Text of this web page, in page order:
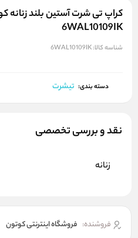
6WAL10109IK
شناسه کالا:6WAL10109IK
دسته بندی: تیشرت
نقد و بررسی تخصصی
زنانه
فروشنده: فروشگاه اینترنتی کوتون